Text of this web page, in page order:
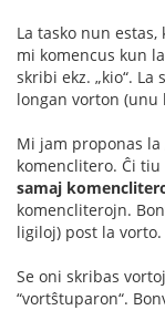
La tasko nun
mi komencus kun
skribi ekz. „kio“.
longan vorton
Mi jam proponas
komenclitero. Ĉi
samaj
komencliterojn.
ligiloj) post la vorto.
Se oni skribas
“vortŝtuparon“.